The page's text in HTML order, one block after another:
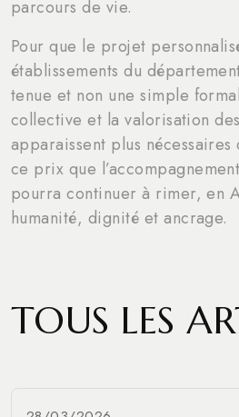
parcours de vie.
Pour que le projet
établissements du
tenue et non une simple
collective et la valorisation
apparaissent plus nécessaires
ce prix que
pourra continuer à rimer, en
humanité, dignité et ancrage.
TOUS LES